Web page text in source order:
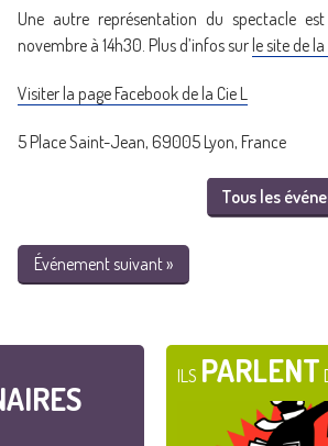
Une autre représentation du spectacle
novembre à 14h30. Plus d’infos sur le site de
Visiter la page Facebook de la Cie L
5 Place Saint-Jean, 69005 Lyon, France
Tous les
Événement suivant »
ILS PARLENT